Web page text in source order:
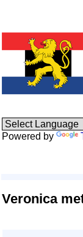
Powered by
Veronica